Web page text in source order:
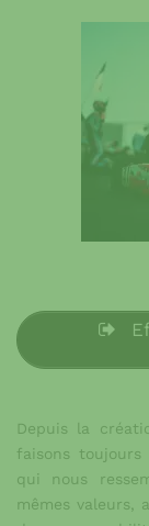
Depuis la
faisons
qui nous
mêmes valeurs,